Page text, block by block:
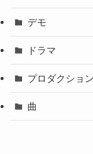
デモ
ドラマ
プロダクション
曲